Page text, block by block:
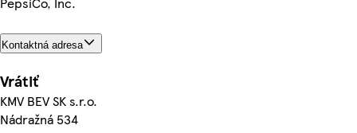
Kontaktná adresa
Vrátiť
KMV BEV SK s.r.o.
Nádražná 534